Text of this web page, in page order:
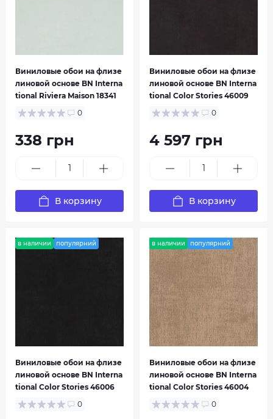
Виниловые обои на флизе
линовой основе BN Interna
tional Riviera Maison 18341
0
338 грн
В корзину
Виниловые обои на флизе
линовой основе BN Interna
tional Color Stories 46009
0
4 597 грн
В корзину
в наличии популярний
Виниловые обои на флизе
линовой основе BN Interna
tional Color Stories 46006
0
в наличии популярний
Виниловые обои на флизе
линовой основе BN Interna
tional Color Stories 46004
0